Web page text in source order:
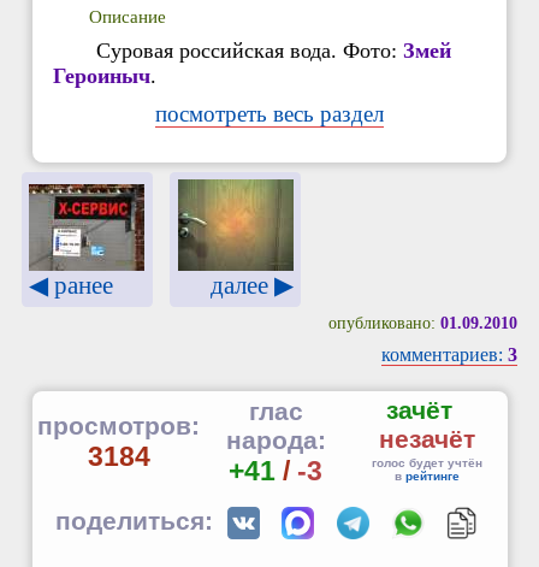
Описание
Суровая российская вода. Фото: Змей
Героиныч.
посмотреть весь раздел
◀ ранее далее ▶
опубликовано: 01.09.2010
комментариев: 3
просмотров:
3184
глас
народа:
+41 / -3
зачёт
незачёт
голос будет учтён
в рейтинге
поделиться: